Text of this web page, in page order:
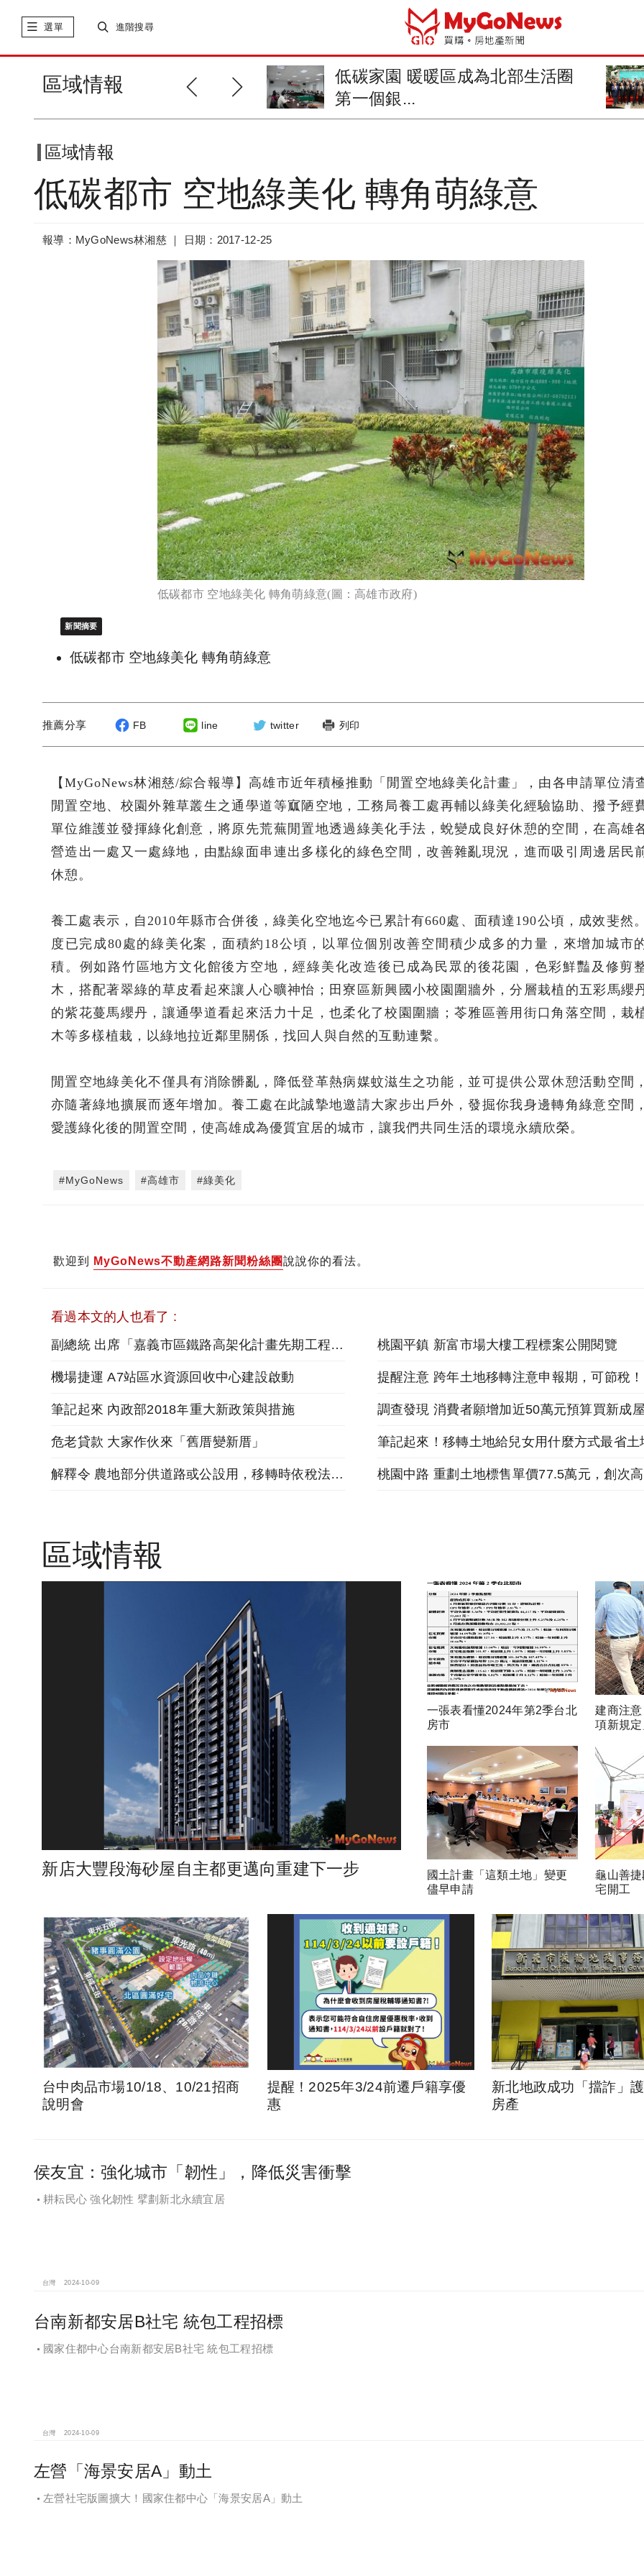
選單 進階搜尋
區域情報低碳家園 暖暖區成為北部生活圈
第一個銀...
就職三年 林佳龍：台中崛起
區域情報
低碳都市 空地綠美化 轉角萌綠意
報導：MyGoNews林湘慈 ｜ 日期：2017-12-25
低碳都市 空地綠美化 轉角萌綠意(圖：高雄市政府)
新聞摘要
低碳都市 空地綠美化 轉角萌綠意
推薦分享 FB line twitter 列印
【MyGoNews林湘慈/綜合報導】高雄市近年積極推動「閒置空地綠美化計畫」，由各申請單位清
閒置空地、校園外雜草叢生之通學道等寙陋空地，工務局養工處再輔以綠美化經驗協助、撥予經
單位維護並發揮綠化創意，將原先荒蕪閒置地透過綠美化手法，蛻變成良好休憩的空間，在高雄
營造出一處又一處綠地，由點線面串連出多樣化的綠色空間，改善雜亂現況，進而吸引周邊居民
休憩。
養工處表示，自2010年縣市合併後，綠美化空地迄今已累計有660處、面積達190公頃，成效斐然
度已完成80處的綠美化案，面積約18公頃，以單位個別改善空間積少成多的力量，來增加城市
積。例如路竹區地方文化館後方空地，經綠美化改造後已成為民眾的後花園，色彩鮮豔及修剪
木，搭配著翠綠的草皮看起來讓人心曠神怡；田寮區新興國小校園圍牆外，分層栽植的五彩馬纓
的紫花蔓馬纓丹，讓通學道看起來活力十足，也柔化了校園圍牆；苓雅區善用街口角落空間，栽
木等多樣植栽，以綠地拉近鄰里關係，找回人與自然的互動連繫。
閒置空地綠美化不僅具有消除髒亂，降低登革熱病媒蚊滋生之功能，並可提供公眾休憩活動空間
亦隨著綠地擴展而逐年增加。養工處在此誠摯地邀請大家步出戶外，發掘你我身邊轉角綠意空間
愛護綠化後的閒置空間，使高雄成為優質宜居的城市，讓我們共同生活的環境永續欣榮。
#MyGoNews #高雄市 #綠美化
歡迎到 MyGoNews不動產網路新聞粉絲團說說你的看法。
看過本文的人也看了 :
副總統 出席「嘉義市區鐵路高架化計畫先期工程動土典禮」
桃園平鎮 新富市場大樓工程標案公開閱覽
機場捷運 A7站區水資源回收中心建設啟動 提醒注意 跨年土地移轉注意申報期，可節稅！
筆記起來 內政部2018年重大新政策與措施 調查發現 消費者願增加近50萬元預算買新成
危老貸款 大家作伙來「舊厝變新厝」 筆記起來！移轉土地給兒女用什麼方式最省土
解釋令 農地部分供道路或公設用，移轉時依稅法課土增稅 桃園中路 重劃土地標售單價77.5萬元，創次高
區域情報
新店大豐段海砂屋自主都更邁向重建下一步
一張表看懂2024年第2季台北
房市
建商注
項新規
國土計畫「這類土地」變更
儘早申請
龜山善
宅開工
台中肉品市場10/18、10/21招商
說明會
提醒！2025年3/24前遷戶籍享優
惠
新北地政成功「擋詐」
房產
侯友宜：強化城市「韌性」，降低災害衝擊
耕耘民心 強化韌性 擘劃新北永續宜居
台灣 2024-10-09
台南新都安居B社宅 統包工程招標
國家住都中心台南新都安居B社宅 統包工程招標
台灣 2024-10-09
左營「海景安居A」動土
左營社宅版圖擴大！國家住都中心「海景安居A」動土